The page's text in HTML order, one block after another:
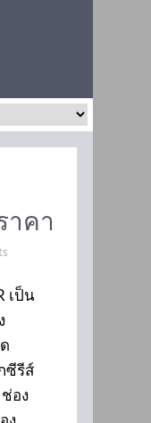
คา
เป็น
ซีรีส์
อง